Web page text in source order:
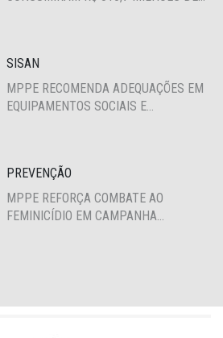
SISAN
MPPE RECOMENDA ADEQUAÇÕES EM
EQUIPAMENTOS SOCIAIS E
PREVENÇÃO
MPPE REFORÇA COMBATE AO
FEMINICÍDIO EM CAMPANHA